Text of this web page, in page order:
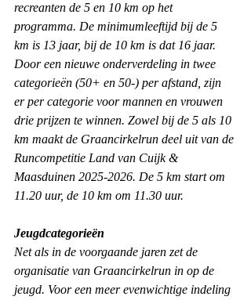
recreanten de 5 en 10 km op het
programma. De minimumleeftijd bij de 5
km is 13 jaar, bij de 10 km is dat 16 jaar.
Door een nieuwe onderverdeling in twee
categorieën (50+ en 50-) per afstand, zijn
er per categorie voor mannen en vrouwen
drie prijzen te winnen. Zowel bij de 5 als 10
km maakt de Graancirkelrun deel uit van de
Runcompetitie Land van Cuijk &
Maasduinen 2025-2026. De 5 km start om
11.20 uur, de 10 km om 11.30 uur.
Jeugdcategorieën
Net als in de voorgaande jaren zet de
organisatie van Graancirkelrun in op de
jeugd. Voor een meer evenwichtige indeling